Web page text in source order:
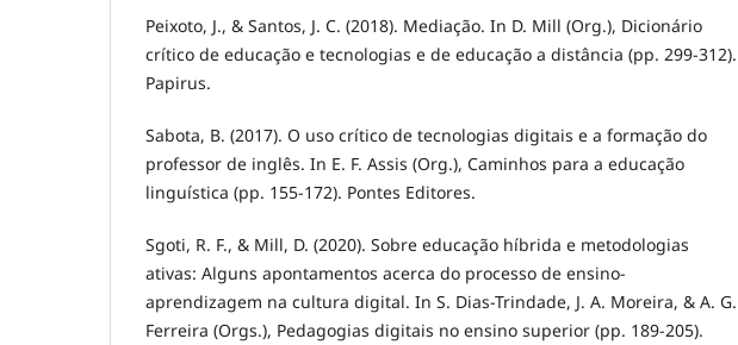
Peixoto, J., & Santos, J. C. (2018). Mediação. In D. Mill (Org.), Dicionário
crítico de educação e tecnologias e de educação a distância (pp. 299-312).
Papirus.
Sabota, B. (2017). O uso crítico de tecnologias digitais e a formação do
professor de inglês. In E. F. Assis (Org.), Caminhos para a educação
linguística (pp. 155-172). Pontes Editores.
Sgoti, R. F., & Mill, D. (2020). Sobre educação híbrida e metodologias
ativas: Alguns apontamentos acerca do processo de ensino-
aprendizagem na cultura digital. In S. Dias-Trindade, J. A. Moreira, & A. G.
Ferreira (Orgs.), Pedagogias digitais no ensino superior (pp. 189-205).